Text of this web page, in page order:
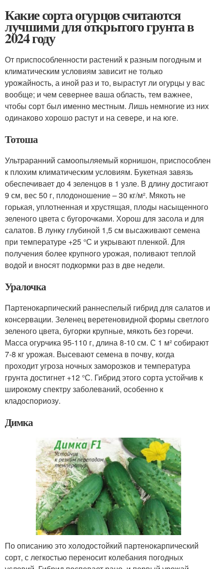
Какие сорта огурцов считаются
лучшими для открытого грунта в
2024 году
От приспособленности растений к разным погодным и
климатическим условиям зависит не только
урожайность, а иной раз и то, вырастут ли огурцы у вас
вообще; и чем севернее ваша область, тем важнее,
чтобы сорт был именно местным. Лишь немногие из них
одинаково хорошо растут и на севере, и на юге.
Тотоша
Ультраранний самоопыляемый корнишон, приспособлен
к плохим климатическим условиям. Букетная завязь
обеспечивает до 4 зеленцов в 1 узле. В длину достигают
9 см, вес 50 г, плодоношение – 30 кг/м². Мякоть не
горькая, уплотненная и хрустящая, плоды насыщенного
зеленого цвета с бугорочками. Хорош для засола и для
салатов. В лунку глубиной 1,5 см высаживают семена
при температуре +25 °С и укрывают пленкой. Для
получения более крупного урожая, поливают теплой
водой и вносят подкормки раз в две недели.
Уралочка
Партенокарпический раннеспелый гибрид для салатов и
консервации. Зеленец веретеновидной формы светлого
зеленого цвета, бугорки крупные, мякоть без горечи.
Масса огурчика 95-110 г, длина 8-10 см. С 1 м² собирают
7-8 кг урожая. Высевают семена в почву, когда
проходит угроза ночных заморозков и температура
грунта достигнет +12 °С. Гибрид этого сорта устойчив к
широкому спектру заболеваний, особенно к
кладоспориозу.
Димка
По описанию это холодостойкий партенокарпический
сорт, с легкостью переносит колебания погодных